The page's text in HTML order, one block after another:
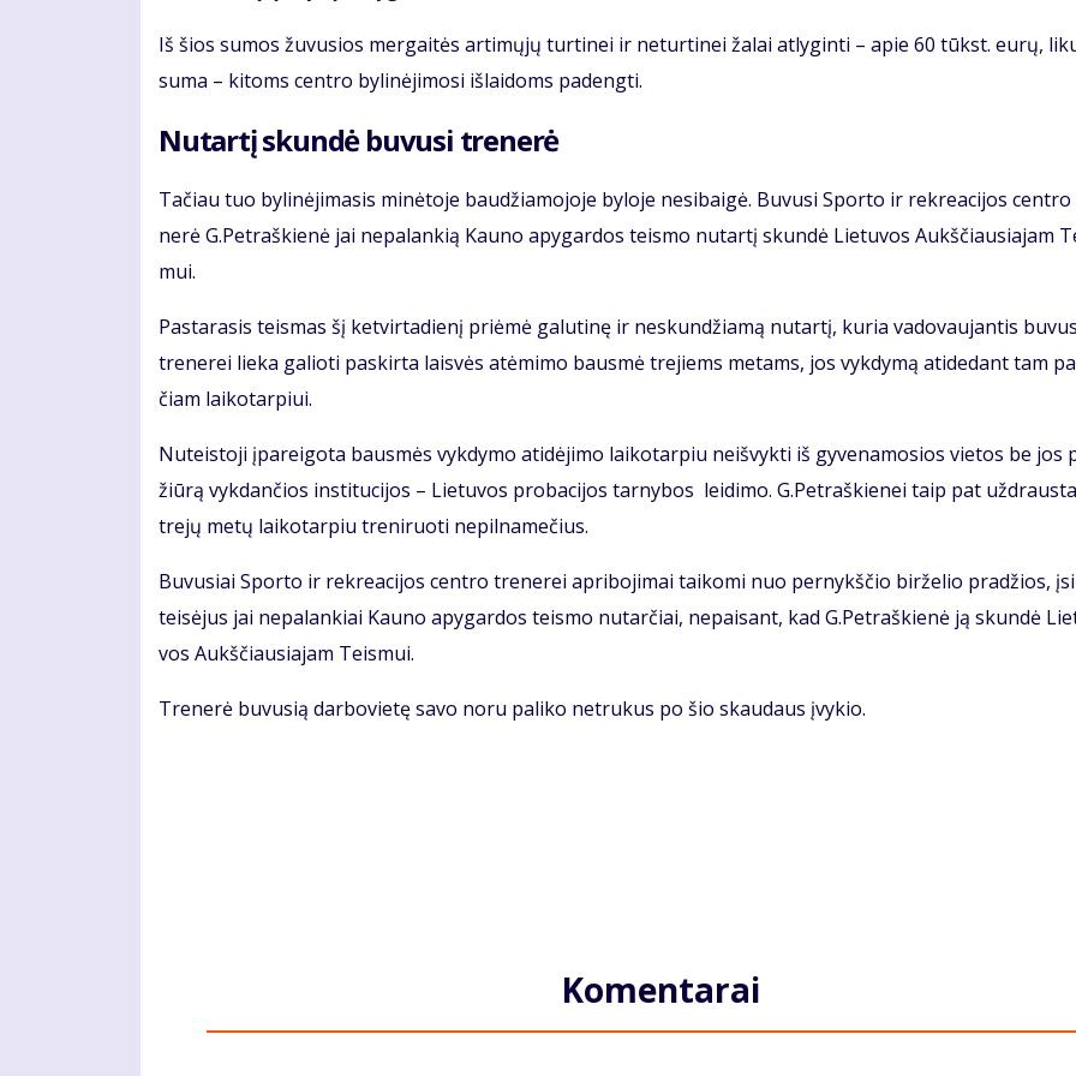
Iš šios su­mos žu­vu­sios mer­gai­tės ar­ti­mų­jų tur­ti­nei ir ne­tur­ti­nei ža­lai at­ly­gin­ti – apie 60 tūkst. eu­rų,
su­ma – ki­toms cen­tro by­li­nė­ji­mo­si iš­lai­doms pa­deng­ti.
Nu­tar­tį skun­dė bu­vu­si tre­ne­rė
Ta­čiau tuo by­li­nė­ji­ma­sis mi­nė­to­je bau­džia­mo­jo­je by­lo­je ne­si­bai­gė. Bu­vu­si Spor­to ir rek­re­a­ci­jos
ne­rė G.Pet­raš­kie­nė jai ne­pa­lan­kią Kau­no apy­gar­dos teis­mo nu­tar­tį skun­dė Lie­tu­vos Aukš­čiau­sia­jam
mui.
Pas­ta­ra­sis teis­mas šį ket­vir­ta­die­nį pri­ėmė ga­lu­ti­nę ir ne­skun­džia­mą nu­tar­tį, ku­ria va­do­vau­jan­tis
tre­ne­rei lie­ka ga­lio­ti pa­skir­ta lais­vės at­ėmi­mo baus­mė tre­jiems me­tams, jos vyk­dy­mą ati­de­dant tam
čiam lai­ko­tar­piui.
Nu­teis­to­ji įpa­rei­go­ta baus­mės vyk­dy­mo ati­dė­ji­mo lai­ko­tar­piu ne­iš­vyk­ti iš gy­ve­na­mo­sios vie­tos be jos
žiū­rą vyk­dan­čios ins­ti­tu­ci­jos – Lie­tu­vos pro­ba­ci­jos tar­ny­bos lei­di­mo. G.Pet­raš­kie­nei taip pat už­draus­ta
tre­jų me­tų lai­ko­tar­piu tre­ni­ruo­ti ne­pil­na­me­čius.
Bu­vu­siai Spor­to ir rek­re­a­ci­jos cen­tro tre­ne­rei ap­ri­bo­ji­mai tai­ko­mi nuo per­nykš­čio bir­že­lio pra­džios,
teisėjus jai ne­pa­lan­kiai Kau­no apy­gar­dos teis­mo nu­tar­čiai, ne­pai­sant, kad G.Pet­raš­kie­nė ją skun­dė
vos Aukš­čiau­sia­jam Teis­mui.
Tre­ne­rė bu­vu­sią dar­bo­vie­tę sa­vo no­ru pa­li­ko ne­tru­kus po šio skau­daus įvy­kio.
Komentarai